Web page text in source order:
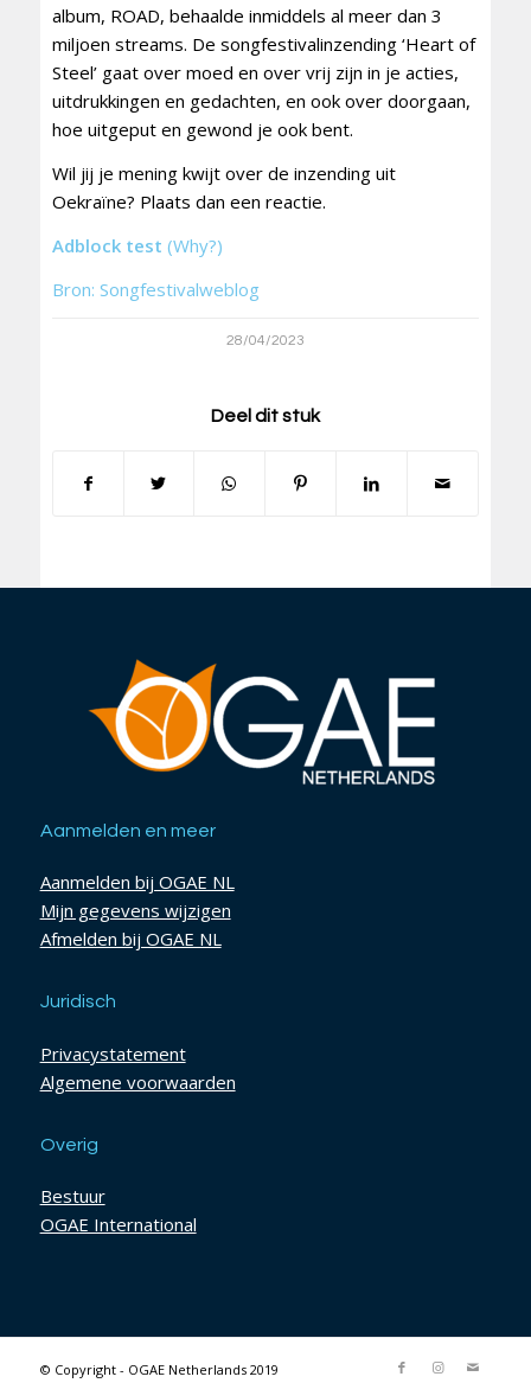
album, ROAD, behaalde inmiddels al meer dan 3
miljoen streams. De songfestivalinzending ‘Heart of
Steel’ gaat over moed en over vrij zijn in je acties,
uitdrukkingen en gedachten, en ook over doorgaan,
hoe uitgeput en gewond je ook bent.
Wil jij je mening kwijt over de inzending uit
Oekraïne? Plaats dan een reactie.
Adblock test (Why?)
Bron: Songfestivalweblog
28/04/2023
Deel dit stuk
Aanmelden en meer
Aanmelden bij OGAE NL
Mijn gegevens wijzigen
Afmelden bij OGAE NL
Juridisch
Privacystatement
Algemene voorwaarden
Overig
Bestuur
OGAE International
© Copyright - OGAE Netherlands 2019